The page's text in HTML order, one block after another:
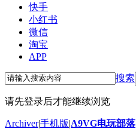
快手
小红书
微信
淘宝
APP
搜索
请先登录后才能继续浏览
Archiver|手机版|A9VG电玩部落